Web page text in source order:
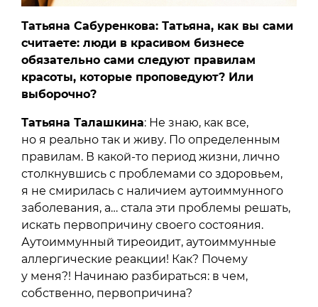
Татьяна Сабуренкова: Татьяна, как вы сами
считаете: люди в красивом бизнесе
обязательно сами следуют правилам
красоты, которые проповедуют? Или
выборочно?
Татьяна Талашкина: Не знаю, как все,
но я реально так и живу. По определенным
правилам. В какой-то период жизни, лично
столкнувшись с проблемами со здоровьем,
я не смирилась с наличием аутоиммунного
заболевания, а… стала эти проблемы решать,
искать первопричину своего состояния.
Аутоиммунный тиреоидит, аутоиммунные
аллергические реакции! Как? Почему
у меня?! Начинаю разбираться: в чем,
собственно, первопричина?